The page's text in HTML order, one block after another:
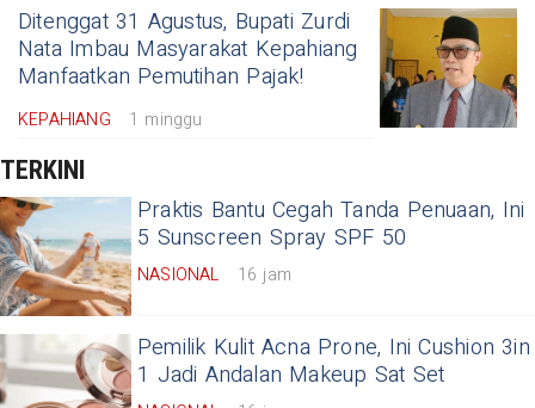
Ditenggat 31 Agustus, Bupati Zurdi
Nata Imbau Masyarakat Kepahiang
Manfaatkan Pemutihan Pajak!
KEPAHIANG 1 minggu
TERKINI
Praktis Bantu Cegah Tanda Penuaan, Ini
5 Sunscreen Spray SPF 50
NASIONAL 16 jam
Pemilik Kulit Acna Prone, Ini Cushion 3in
1 Jadi Andalan Makeup Sat Set